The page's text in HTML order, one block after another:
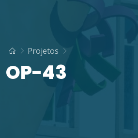
Projetos
OP-43